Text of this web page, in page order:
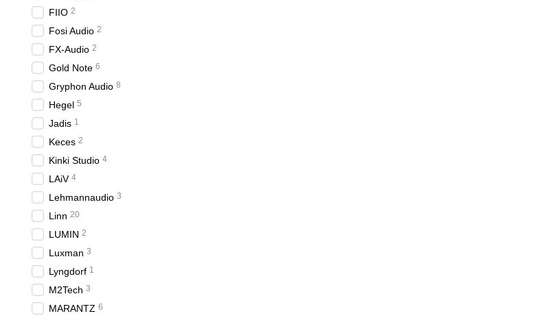
FIIO 2
Fosi Audio 2
FX-Audio 2
Gold Note 6
Gryphon Audio 8
Hegel 5
Jadis 1
Keces 2
Kinki Studio 4
LAiV 4
Lehmannaudio 3
Linn 20
LUMIN 2
Luxman 3
Lyngdorf 1
M2Tech 3
MARANTZ 6